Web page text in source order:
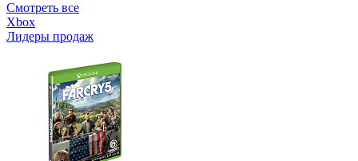
Смотреть все
Xbox
Лидеры продаж